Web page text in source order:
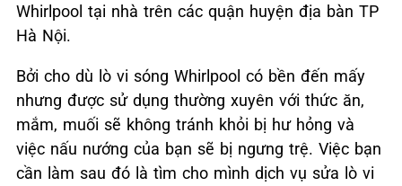
Whirlpool tại nhà trên các quận huyện địa bàn TP
Hà Nội.
Bởi cho dù lò vi sóng Whirlpool có bền đến mấy
nhưng được sử dụng thường xuyên với thức ăn,
mắm, muối sẽ không tránh khỏi bị hư hỏng và
việc nấu nướng của bạn sẽ bị ngưng trệ. Việc bạn
cần làm sau đó là tìm cho mình dịch vụ sửa lò vi